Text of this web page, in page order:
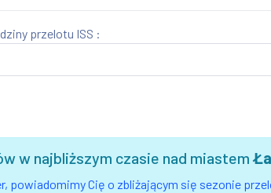
przelotu ISS :
w najbliższym czasie nad miastem
powiadomimy Cię o zbliżającym się sezonie